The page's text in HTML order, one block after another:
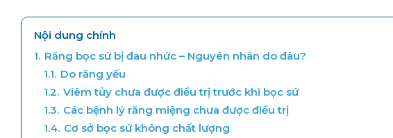
Nội dung chính
1. Răng bọc sứ bị đau nhức – Nguyên nhân do đâu?
1.1. Do răng yếu
1.2. Viêm tủy chưa được điều trị trước khi bọc sứ
1.3. Các bệnh lý răng miệng chưa được điều trị
1.4. Cơ sở bọc sứ không chất lượng